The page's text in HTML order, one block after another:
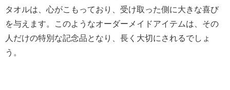
タオルは、心がこもっており、受け取った側に大きな喜び
を与えます。このようなオーダーメイドアイテムは、その
人だけの特別な記念品となり、長く大切にされるでしょ
う。